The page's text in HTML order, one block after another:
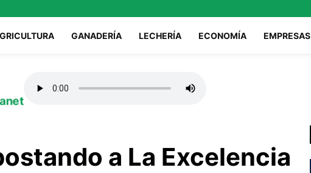
GANADERÍA LECHERÍA ECONOMÍA EMPRESAS
a La Excelencia